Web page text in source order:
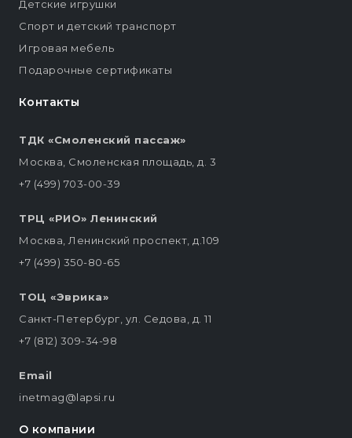
Контакты
ТДК «Смоленский пассаж»
Москва, Смоленская площадь, д. 3
+7 (499) 703-00-39
ТРЦ «РИО» Ленинский
Москва, Ленинский проспект, д.109
+7 (499) 350-80-65
ТОЦ «Эврика»
Санкт-Петербург, ул. Седова, д. 11
+7 (812) 309-34-98
Email
inetmag@lapsi.ru
Детские игрушки
Спорт и детский транспорт
Игровая мебель
Подарочные сертификаты
О компании